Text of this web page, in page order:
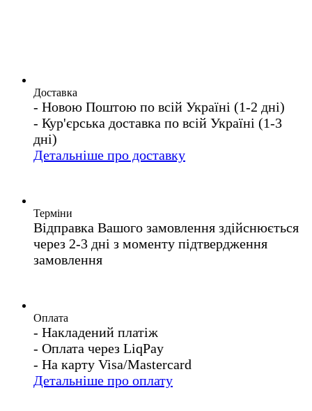
Доставка
- Новою Поштою по всій Україні (1-2 дні)
- Кур'єрська доставка по всій Україні (1-3
дні)
Детальніше про доставку
Терміни
Відправка Вашого замовлення здійснюється
через 2-3 дні з моменту підтвердження
замовлення
Оплата
- Накладений платіж
- Оплата через LiqPay
- На карту Visa/Mastercard
Детальніше про оплату